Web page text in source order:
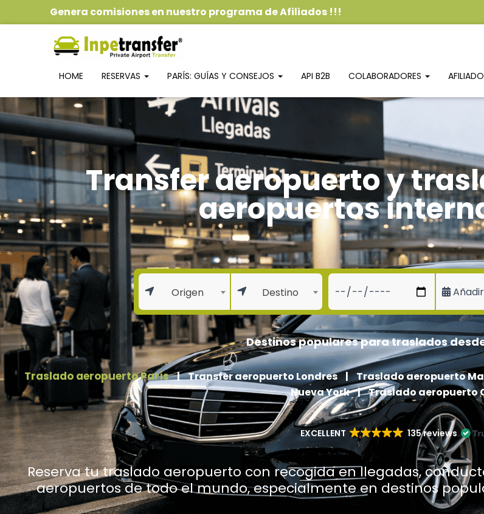
Genera comisionesen nuestro programa de Afiliados !!!
HOME RESERVAS PARÍS: GUÍAS Y CONSEJOS API B2B COLABORADORES
Transfer aeropuerto y
aeropuertos
Origen Destino
Destinos populares para traslados
Traslado aeropuerto París | Transfer aeropuerto Londres | Traslado aeropuerto
Nueva York | Traslado aeropuerto
EXCELLENT 135 reviews
Reserva tu traslado aeropuerto con recogida en llegadas,
aeropuertos de todo el mundo, especialmente en destinos